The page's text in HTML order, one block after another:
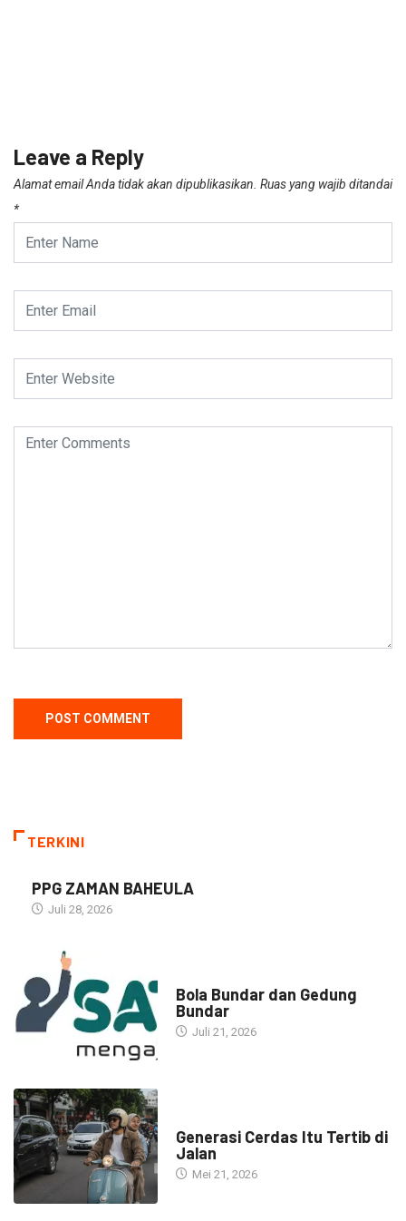
Leave a Reply
Alamat email Anda tidak akan dipublikasikan. Ruas yang wajib ditandai
*
TERKINI
PPG ZAMAN BAHEULA
Juli 28, 2026
Bola Bundar dan Gedung
Bundar
Juli 21, 2026
Generasi Cerdas Itu Tertib di
Jalan
Mei 21, 2026